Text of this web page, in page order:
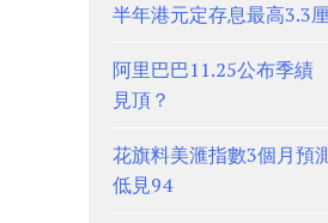
半年港元定存息最高3.3
阿里巴巴11.25公布季
見頂？
花旗料美滙指數3個月預
低見94